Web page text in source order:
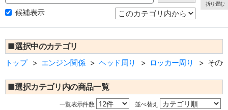
候補表示
■選択中のカテゴリ
トップ エンジン関係 ヘッド周り ロッカー周り その
■選択カテゴリ内の商品一覧
一覧表示件数 並べ替え